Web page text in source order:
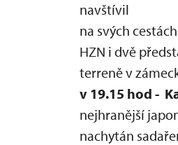
navštívil
na svých
HZN i dvě
terreně v
v 19.15 hod -
nejhranější
nachytán